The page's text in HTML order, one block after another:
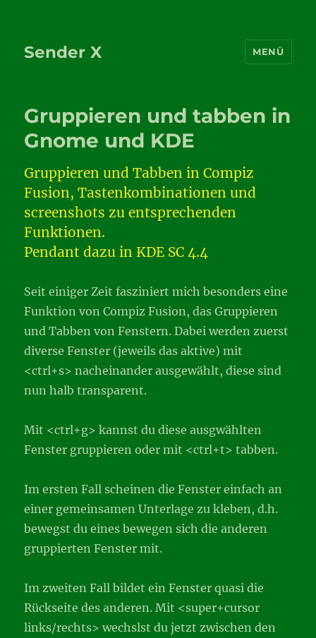
Sender X MENÜ
Gruppieren und tabben in
Gnome und KDE
Gruppieren und Tabben in Compiz
Fusion, Tastenkombinationen und
screenshots zu entsprechenden
Funktionen.
Pendant dazu in KDE SC 4.4
Seit einiger Zeit fasziniert mich besonders eine
Funktion von Compiz Fusion, das Gruppieren
und Tabben von Fenstern. Dabei werden zuerst
diverse Fenster (jeweils das aktive) mit
<ctrl+s> nacheinander ausgewählt, diese sind
nun halb transparent.
Mit <ctrl+g> kannst du diese ausgwählten
Fenster gruppieren oder mit <ctrl+t> tabben.
Im ersten Fall scheinen die Fenster einfach an
einer gemeinsamen Unterlage zu kleben, d.h.
bewegst du eines bewegen sich die anderen
gruppierten Fenster mit.
Im zweiten Fall bildet ein Fenster quasi die
Rückseite des anderen. Mit <super+cursor
links/rechts> wechslst du jetzt zwischen den